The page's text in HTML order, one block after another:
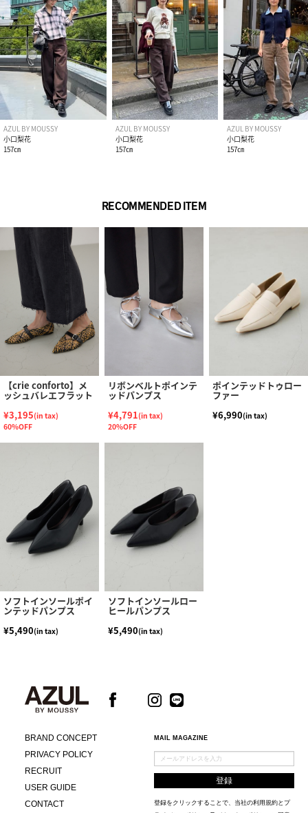
AZUL BY MOUSSY
小口梨花
157㎝
AZUL BY MOUSSY
小口梨花
157㎝
AZUL BY MOUSSY
小口梨花
157㎝
RECOMMENDED ITEM
【crie conforto】メ
ッシュバレエフラット
¥3,195(in tax)
60%OFF
リボンベルトポインテ
ッドパンプス
¥4,791(in tax)
20%OFF
ポインテッドトゥロー
ファー
¥6,990(in tax)
ソフトインソールポイ
ンテッドパンプス
¥5,490(in tax)
ソフトインソールロー
ヒールパンプス
¥5,490(in tax)
BRAND CONCEPT
PRIVACY POLICY
RECRUIT
USER GUIDE
CONTACT
MAIL MAGAZINE
登録をクリックすることで、当社の利用規約とプ